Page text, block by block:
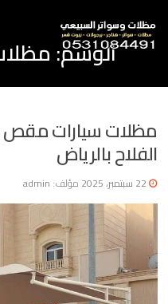
الى
المحتوى
الوسم:
مظلات سيارات مقص
الفلاح بالرياض
22 سبتمبر، 2025 مؤلف: admin